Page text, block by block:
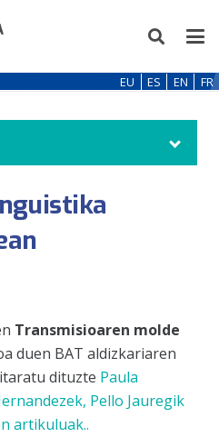
EU ES EN FR
Transmisioaren molde
duen BAT aldizkariaren
dituzte Paula
Pello Jauregik
artikuluak..